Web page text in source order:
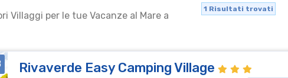
Villaggi per le tue Vacanze al Mare a
1 Risultati trovati
Rivaverde Easy Camping Village